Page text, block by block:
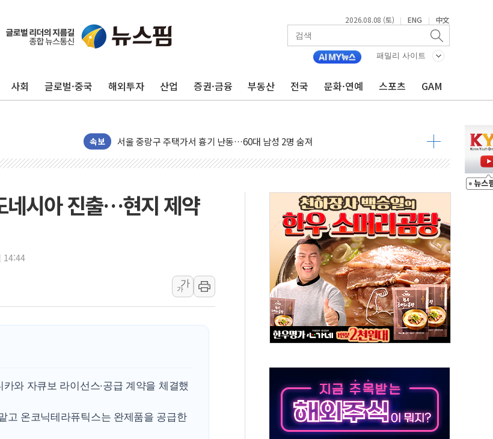
2026.08.08 (토) | ENG | 中文
패밀리 사이트
사회 글로벌·중국 해외투자 산업 증권·금융 부동산 전국 문화·연예 스포츠 GAM
속보
[속보] 민주, 인천 경선 결과 발표...김민석 45.09% 정청래 43.27% 송영길 11.63%
[속보] 민주, 제주 경선 결과 발표...김민석 52.64% 정청래 39.89% 송영길 7.47%
이번주 국내 주요 금융일정(8.10~8.14)
강릉·동해·삼척 시간당 최대 50㎜ 폭우…강원 동해안 강한 비 이어져
폐기물 수거하다 참변…60대 환경미화원 수거차에 치여 사망
李대통령 "결혼 때문에 손해 보는 일 없게"…'결혼 페널티' 22개 과제 손본다
여수 오동도 인근 해상서 모터보트 전복…1명 사망·1명 실종
인천 선재도 갯벌서 해루질 중 실종 60대 나흘만에 숨진 채 발견
인천서 말다툼 중 어머니 흉기 살해 10대 아들 체포
'화합' 꺼낸 김민석에 '뻔뻔' 받아친 정청래…제주 연설서 신경전 고조
李대통령, ISA 개편 재검토 지시…與 "적극 환영"·野 "졸속 국정"
동해중부 전 해상 풍랑주의보…10일까지 최대 3.5m 높은 물결
연일 폭염에 온열질환 사망 23명…정부, 비상대응기구 가동
中 전방위 아파트 부양, 수도 베이징도 부동산 규제 철폐
인제 용대리 계곡서 수위 상승으로 피서객 7명 고립…전원 구조
동해시, 11~14일 '별똥별 멍' 운영…페르세우스 유성우 관측
네시아 진출…현지 제약
14:44
가
가
와 자큐보 라이선스·공급 계약을 체결했
고 온코닉테라퓨틱스는 완제품을 공급한